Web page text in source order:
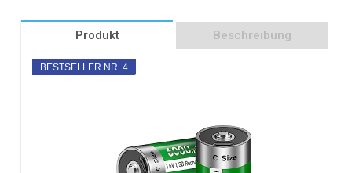
Produkt Beschreibung
BESTSELLER NR. 4